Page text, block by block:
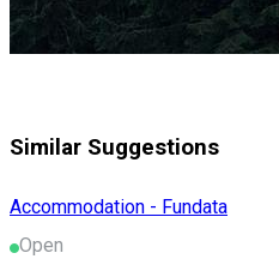
Similar Suggestions
Accommodation - Fundata
Open